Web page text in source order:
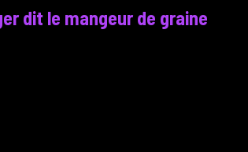
dit le mangeur de graine